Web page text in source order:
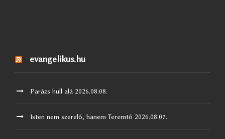
evangelikus.hu
Parázs hull alá 2026.08.08.
Isten nem szerelő, hanem Teremtő 2026.08.07.